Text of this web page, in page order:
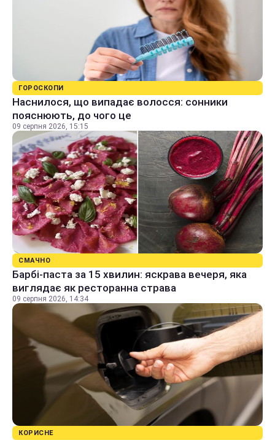
ГОРОСКОПИ
Наснилося, що випадає волосся: сонники
пояснюють, до чого це
09 серпня 2026, 15:15
СМАЧНО
Барбі-паста за 15 хвилин: яскрава вечеря, яка
виглядає як ресторанна страва
09 серпня 2026, 14:34
КОРИСНЕ